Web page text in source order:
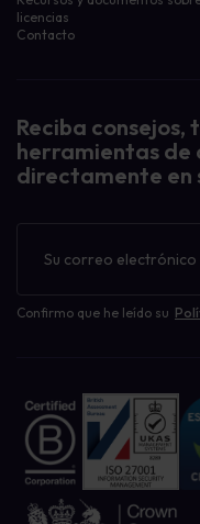
licencias
Contacto
Reciba consejos,
herramientas de
directamente en
Confirmo que he leído su